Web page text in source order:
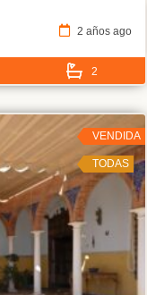
2 años ago
2
VENDIDA
TODAS